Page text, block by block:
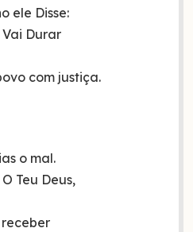
ele Disse:
Vai Durar
com justiça.
o mal.
Teu Deus,